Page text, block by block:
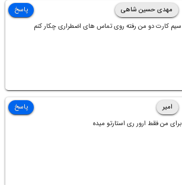
ابدیت کردن کارت گرافیک،کالیبره کردن و غیره هم نور و رنگ درست
نشد (انگار تصویر ماته)، خواهشمند است راهنمایی فرمایید باتشکر
مهدی حسین شاهی
سیم کارت دو من رفته روی تماس های اضطراری چکار کنم
پاسخ
امیر
برای من فقط ارور ری استارتو میده
پاسخ